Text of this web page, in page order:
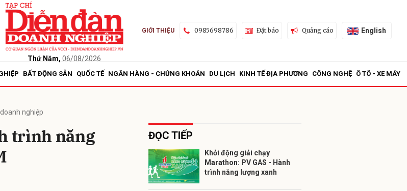
Thứ Năm, 06/08/2026
GIỚI THIỆU 0985698786 Đặt báo Quảng cáo English
BẤT ĐỘNG SẢN QUỐC TẾ NGÂN HÀNG - CHỨNG KHOÁN DU LỊCH KINH TẾ ĐỊA PHƯƠNG CÔNG NGHỆ Ô TÔ - XE MÁY
nghiệp
trình năng
ĐỌC TIẾP
Khởi động giải chạy
Marathon: PV GAS - Hành
trình năng lượng xanh
Gửi